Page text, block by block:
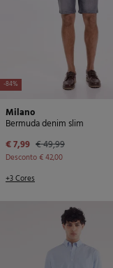
-84%
Milano
Bermuda denim slim
€ 7,99 € 49,99
Desconto€ 42,00
+3 Cores